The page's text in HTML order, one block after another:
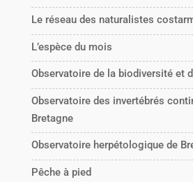
Le réseau des naturalistes
L’espèce du mois
Observatoire de la biodiversité et
Observatoire des invertébrés
Bretagne
Observatoire herpétologique de
Pêche à pied